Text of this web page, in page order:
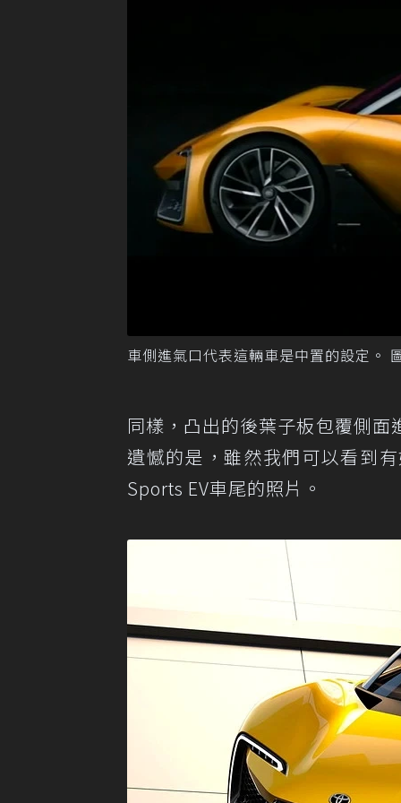
車側進氣口代表這輛車是中置的設定。
同樣，凸出的後葉子板包覆側面
遺憾的是，雖然我們可以看到
Sports EV車尾的照片。